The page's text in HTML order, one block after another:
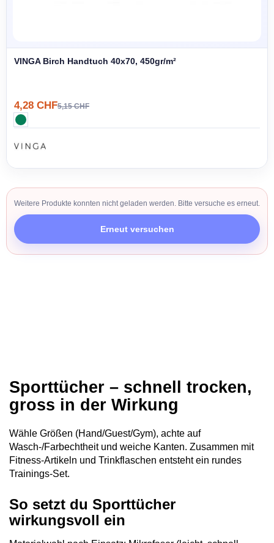
VINGA Birch Handtuch 40x70, 450gr/m²
4,28 CHF5,15 CHF
Weitere Produkte konnten nicht geladen werden. Bitte versuche es erneut.
Erneut versuchen
Sporttücher – schnell trocken,
gross in der Wirkung
Wähle Größen (Hand/Guest/Gym), achte auf
Wasch‑/Farbechtheit und weiche Kanten. Zusammen mit
Fitness‑Artikeln und Trinkflaschen entsteht ein rundes
Trainings‑Set.
So setzt du Sporttücher
wirkungsvoll ein